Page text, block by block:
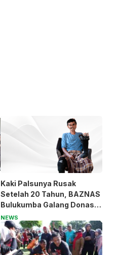
Kaki Palsunya Rusak
Setelah 20 Tahun, BAZNAS
Bulukumba Galang Donasi
untuk Pak Pardi
NEWS